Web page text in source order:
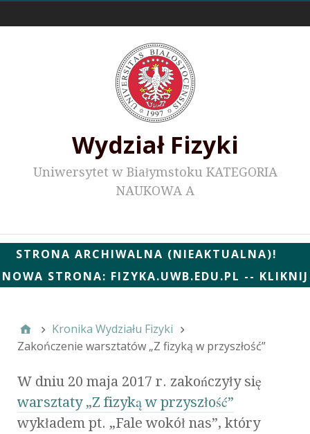
Wydział Fizyki
Uniwersytet w Białymstoku KATEGORIA
NAUKOWA A
STRONA ARCHIWALNA (NIEAKTUALNA)!
NOWA STRONA: FIZYKA.UWB.EDU.PL -- KLIKNIJ
Kronika Wydziału Fizyki
Zakończenie warsztatów „Z fizyką w przyszłość”
W dniu 20 maja 2017 r. zakończyły się
warsztaty „Z fizyką w przyszłość”
wykładem pt. „Fale wokół nas”, który